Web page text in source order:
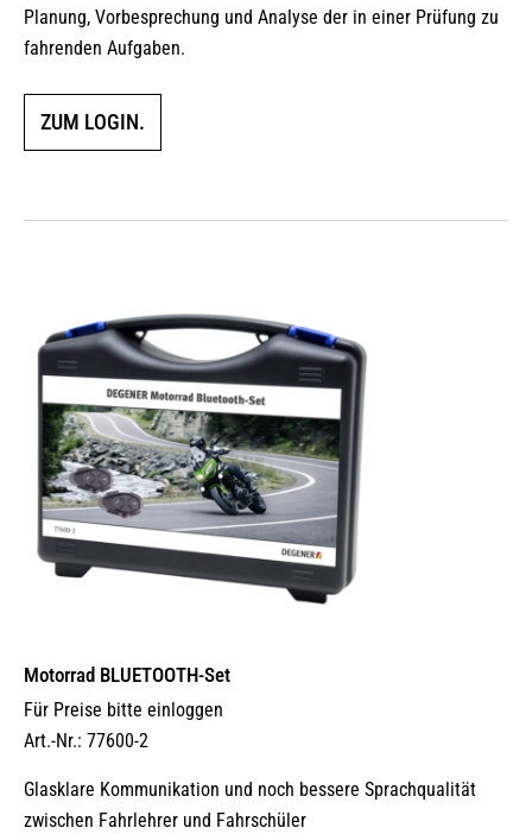
Planung, Vorbesprechung und Analyse der in einer Prüfung zu
fahrenden Aufgaben.
ZUM LOGIN.
Motorrad BLUETOOTH-Set
Für Preise bitte einloggen
Art.-Nr.: 77600-2
Glasklare Kommunikation und noch bessere Sprachqualität
zwischen Fahrlehrer und Fahrschüler